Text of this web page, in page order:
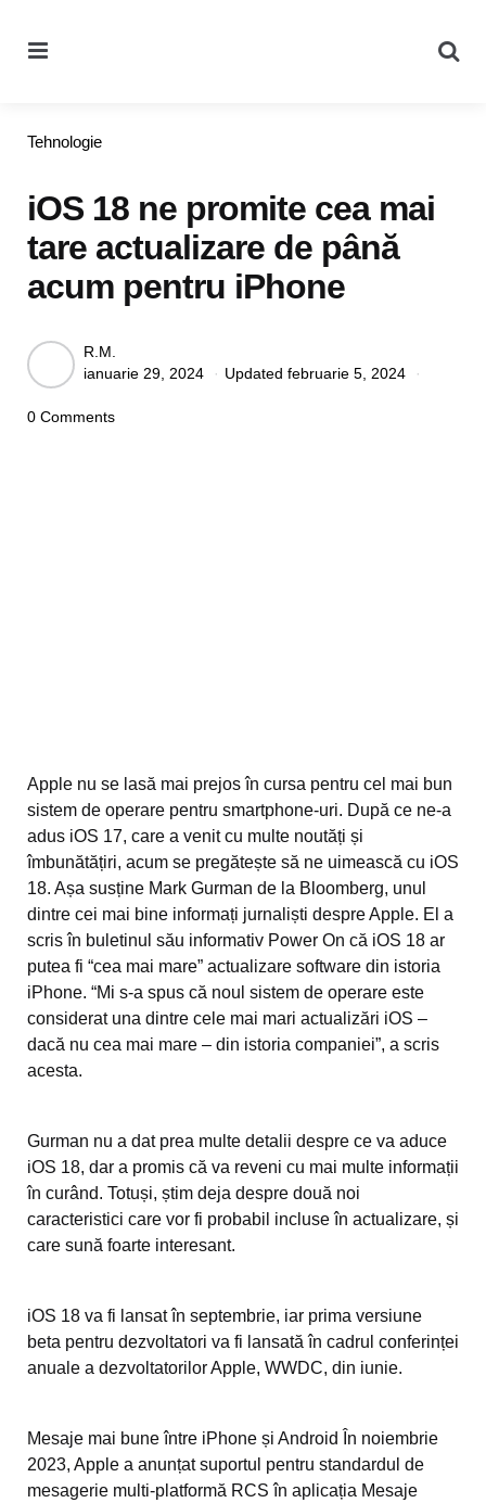
Categories
Tehnologie
iOS 18 ne promite cea mai
tare actualizare de până
acum pentru iPhone
Posted
by
R.M.
ianuarie 29, 2024
Updated februarie 5, 2024
0 Comments
Apple nu se lasă mai prejos în cursa pentru cel mai bun
sistem de operare pentru smartphone-uri. După ce ne-a
adus iOS 17, care a venit cu multe noutăți și
îmbunătățiri, acum se pregătește să ne uimească cu iOS
18. Așa susține Mark Gurman de la Bloomberg, unul
dintre cei mai bine informați jurnaliști despre Apple. El a
scris în buletinul său informativ Power On că iOS 18 ar
putea fi “cea mai mare” actualizare software din istoria
iPhone. “Mi s-a spus că noul sistem de operare este
considerat una dintre cele mai mari actualizări iOS –
dacă nu cea mai mare – din istoria companiei”, a scris
acesta.
Gurman nu a dat prea multe detalii despre ce va aduce
iOS 18, dar a promis că va reveni cu mai multe informații
în curând. Totuși, știm deja despre două noi
caracteristici care vor fi probabil incluse în actualizare, și
care sună foarte interesant.
iOS 18 va fi lansat în septembrie, iar prima versiune
beta pentru dezvoltatori va fi lansată în cadrul conferinței
anuale a dezvoltatorilor Apple, WWDC, din iunie.
Mesaje mai bune între iPhone și Android În noiembrie
2023, Apple a anunțat suportul pentru standardul de
mesagerie multi-platformă RCS în aplicația Mesaje